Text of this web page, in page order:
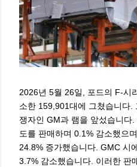
2026년 5월 26일, 포드의 F-시
소한 159,901대에 그쳤습니다.
쟁자인 GM과 램을 앞섰습니다
도를 판매하며 0.1% 감소했으
24.8% 증가했습니다. GMC 시
3.7% 감소했습니다. 이러한 판